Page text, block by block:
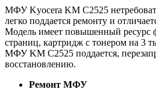
МФУ Kyocera KM C2525
легко поддается ремонту и
Модель имеет повышенный ресурс
страниц, картридж с тонером на 3
МФУ KM C2525 поддается,
восстановлению.
Ремонт МФУ